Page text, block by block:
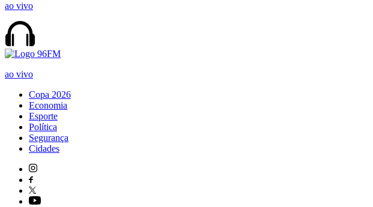
ao vivo
ao vivo
Copa 2026
Economia
Esporte
Política
Segurança
Cidades